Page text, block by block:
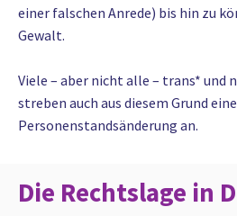
einer falschen Anrede) bis hin zu
Gewalt.
Viele – aber nicht alle – trans* und
streben auch aus diesem Grund
Personenstandsänderung an.
Die Rechtslage in